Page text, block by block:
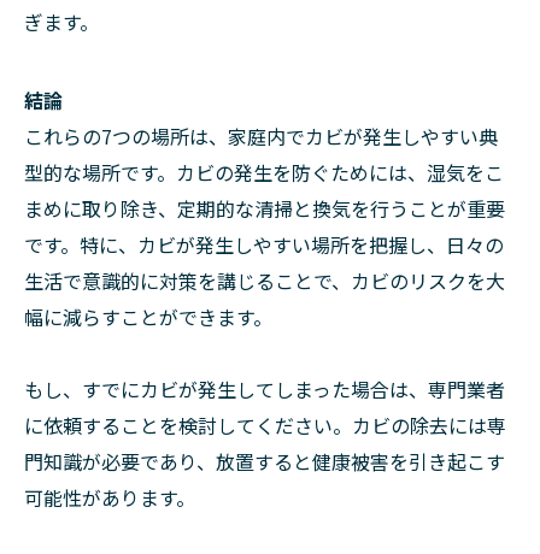
ぎます。
結論
これらの7つの場所は、家庭内でカビが発生しやすい典
型的な場所です。カビの発生を防ぐためには、湿気をこ
まめに取り除き、定期的な清掃と換気を行うことが重要
です。特に、カビが発生しやすい場所を把握し、日々の
生活で意識的に対策を講じることで、カビのリスクを大
幅に減らすことができます。
もし、すでにカビが発生してしまった場合は、専門業者
に依頼することを検討してください。カビの除去には専
門知識が必要であり、放置すると健康被害を引き起こす
可能性があります。